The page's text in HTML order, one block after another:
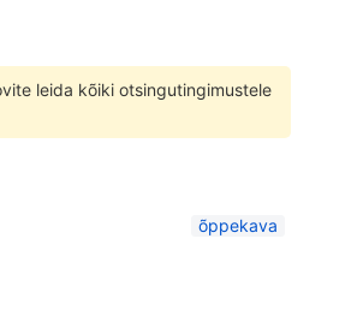
leida kõiki otsingutingimustele
õppekava